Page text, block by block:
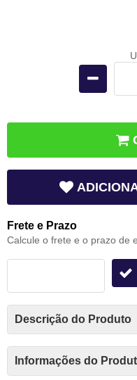
Frete e Prazo
Calcule o frete e o prazo de
Descrição do Produto
Informações do